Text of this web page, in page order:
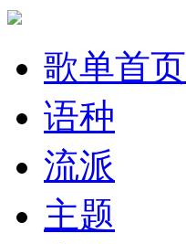
歌单首页
语种
流派
主题